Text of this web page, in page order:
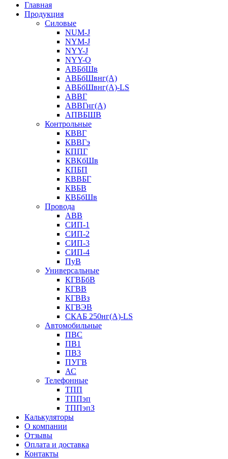
Главная
Продукция
Силовые
NUM-J
NYM-J
NYY-J
NYY-O
АВБбШв
АВБбШвнг(А)
АВБбШвнг(А)-LS
АВВГ
АВВГнг(А)
АПВБШВ
Контрольные
КВВГ
КВВГэ
КППГ
КВКбШв
КПБП
КВВБГ
КВБВ
КВБбШв
Провода
АВВ
СИП-1
СИП-2
СИП-3
СИП-4
ПуВ
Универсальные
КГВБбВ
КГВВ
КГВВз
КГВЭВ
СКАБ 250нг(А)-LS
Автомобильные
ПВС
ПВ1
ПВ3
ПУГВ
АС
Телефонные
ТПП
ТППэп
ТППэпЗ
Калькуляторы
О компании
Отзывы
Оплата и доставка
Контакты